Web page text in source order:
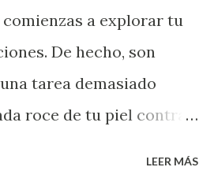
comienzas a explorar tu
De hecho, son
tarea demasiado
roce de tu piel contra
LEER MÁS